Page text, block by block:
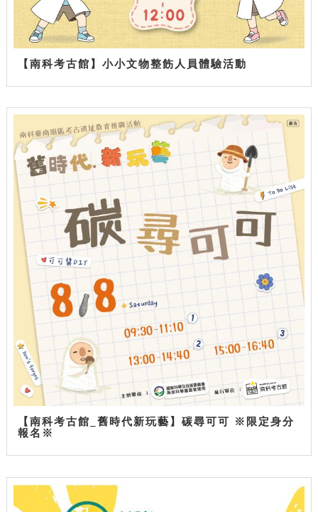
【南科考古館】小小文物整飭人員體驗活動
【南科考古館_舊時代新玩藝】碳尋可可 ※限定身分
報名※